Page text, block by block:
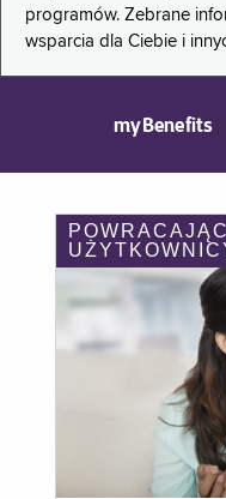
programów. Zebrane
wsparcia dla Ciebie i
myBenefits